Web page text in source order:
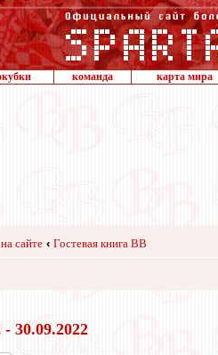
команда карта мира
сайте ‹ Гостевая книга ВВ
- 30.09.2022